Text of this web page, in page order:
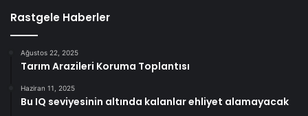
Rastgele Haberler
Ağustos 22, 2025
Tarım Arazileri Koruma Toplantısı
Haziran 11, 2025
Bu IQ seviyesinin altında kalanlar ehliyet alamayacak